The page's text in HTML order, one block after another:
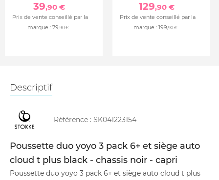
39,90 €
Prix de vente conseillé par la
marque : 79,90 €
129,90 €
Prix de vente conseillé par la
marque : 199,90 €
Descriptif
Référence : SK041223154
Poussette duo yoyo 3 pack 6+ et siège auto
cloud t plus black - chassis noir - capri
Poussette duo yoyo 3 pack 6+ et siège auto cloud t plus